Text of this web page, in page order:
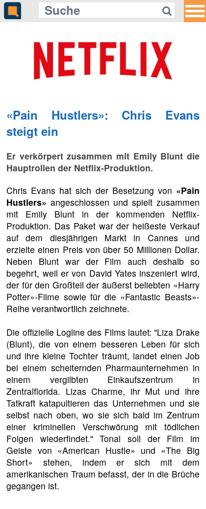
«Pain Hustlers»: Chris Evans
steigt ein
Er verkörpert zusammen mit Emily Blunt die
Hauptrollen der Netflix-Produktion.
Chris Evans hat sich der Besetzung von «Pain
Hustlers» angeschlossen und spielt zusammen
mit Emily Blunt in der kommenden Netflix-
Produktion. Das Paket war der heißeste Verkauf
auf dem diesjährigen Markt in Cannes und
erzielte einen Preis von über 50 Millionen Dollar.
Neben Blunt war der Film auch deshalb so
begehrt, weil er von David Yates inszeniert wird,
der für den Großteil der äußerst beliebten «Harry
Potter»-Filme sowie für die «Fantastic Beasts»-
Reihe verantwortlich zeichnete.
Die offizielle Logline des Films lautet: "Liza Drake
(Blunt), die von einem besseren Leben für sich
und ihre kleine Tochter träumt, landet einen Job
bei einem scheiternden Pharmaunternehmen in
einem vergilbten Einkaufszentrum in
Zentralflorida. Lizas Charme, ihr Mut und ihre
Tatkraft katapultieren das Unternehmen und sie
selbst nach oben, wo sie sich bald im Zentrum
einer kriminellen Verschwörung mit tödlichen
Folgen wiederfindet." Tonal soll der Film im
Geiste von «American Hustle» und «The Big
Short» stehen, indem er sich mit dem
amerikanischen Traum befasst, der in die Brüche
gegangen ist.